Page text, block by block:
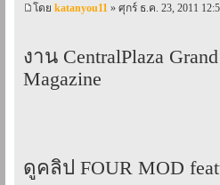
โดย katanyou11 » ศุกร์ ธ.ค. 23, 2011
งาน CentralPlaza
Magazine
ดูคลิป FOUR MOD